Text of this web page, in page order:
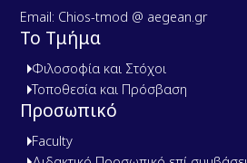
Email: Chios-tmod @ aegean.gr
Το Τμήμα
Φιλοσοφία και Στόχοι
Τοποθεσία και Πρόσβαση
Προσωπικό
Faculty